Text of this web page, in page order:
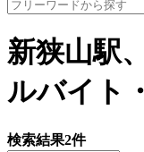
新狭山駅
ルバイト
検索結果2件